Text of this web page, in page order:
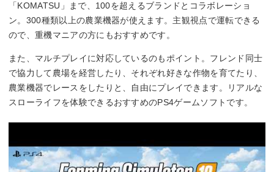
「KOMATSU」まで、100を超えるブランドとコラボレーショ
ン。300種類以上の農業機器が使えます。主観視点で運転できる
ので、重機マニアの方にもおすすめです。
また、マルチプレイに対応しているのもポイント。フレンド同士
で協力して農場を経営したり、それぞれ好きな作物を育てたり、
農業機器でレースをしたりと、自由にプレイできます。リアルな
スローライフを体験できるおすすめのPS4ゲームソフトです。